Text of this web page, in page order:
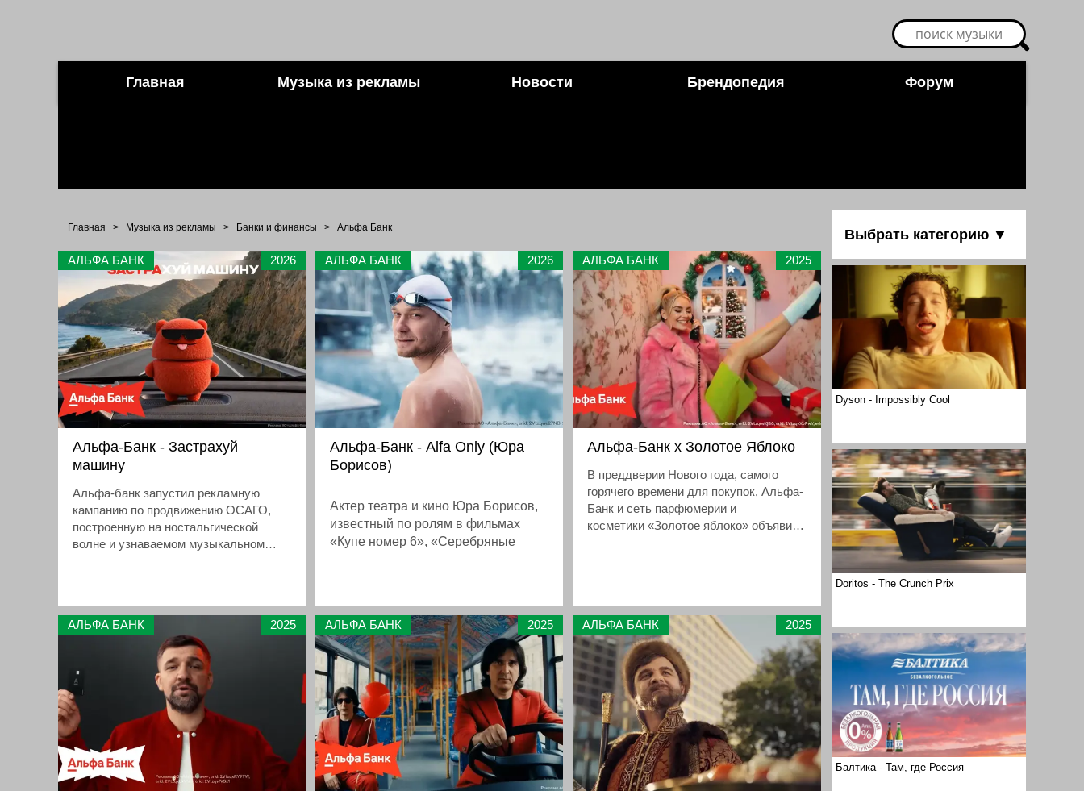
Главная Музыка из рекламы Новости Брендопедия Форум
Выбрать категорию ▼
Dyson - Impossibly Cool
Doritos - The Crunch Prix
Балтика - Там, где Россия
Главная > Музыка из рекламы > Банки и финансы > Альфа Банк
АЛЬФА БАНК 2026
Альфа-Банк - Застрахуй
машину
Альфа-банк запустил рекламную
кампанию по продвижению ОСАГО,
построенную на ностальгической
волне и узнаваемом музыкальном
страховки и получении 3000 рублей
АЛЬФА БАНК 2026
Альфа-Банк - Alfa Only (Юра
Борисов)
Актер театра и кино Юра Борисов,
известный по ролям в фильмах
«Купе номер 6», «Серебряные
Only от Альфа-Банка. Кампания
построена вокруг философии
настоящей роскоши как
возможности быть собой и не
оглядываться на чужие ожидания
АЛЬФА БАНК 2025
Альфа-Банк х Золотое Яблоко
В преддверии Нового года, самого
горячего времени для покупок, Альфа-
Банк и сеть парфюмерии и
косметики «Золотое яблоко» объявили
мобильное приложение Альфа-Банка.
Новая рекламная кампания в игровой
форме учит тратить деньги с умом и
выгодой.
АЛЬФА БАНК 2025 АЛЬФА БАНК 2025 АЛЬФА БАНК 2025